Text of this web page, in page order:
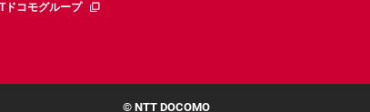
ドコモグループ
© NTT DOCOMO